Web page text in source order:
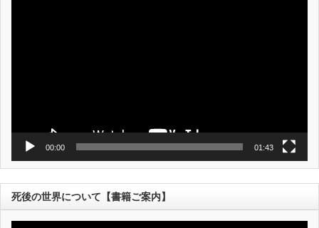
00:00 01:43
死後の世界について【書籍ご案内】